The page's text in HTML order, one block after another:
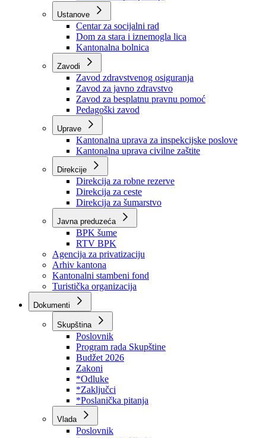
Služba za odnose s javnošću
Služba za zajedničke poslove
Služba za zapošljavanje
Ustanove
Centar za socijalni rad
Dom za stara i iznemogla lica
Kantonalna bolnica
Zavodi
Zavod zdravstvenog osiguranja
Zavod za javno zdravstvo
Zavod za besplatnu pravnu pomoć
Pedagoški zavod
Kantonalna uprava za inspekcijske poslove
Kantonalna uprava civilne zaštite
Direkcije
Direkcija za robne rezerve
Direkcija za ceste
Direkcija za šumarstvo
Javna preduzeća
BPK šume
RTV BPK
Agencija za privatizaciju
Arhiv kantona
Kantonalni stambeni fond
Turistička organizacija
Dokumenti
Skupština
Poslovnik
Program rada Skupštine
Budžet 2026
Zakoni
*Odluke
*Zaključci
*Poslanička pitanja